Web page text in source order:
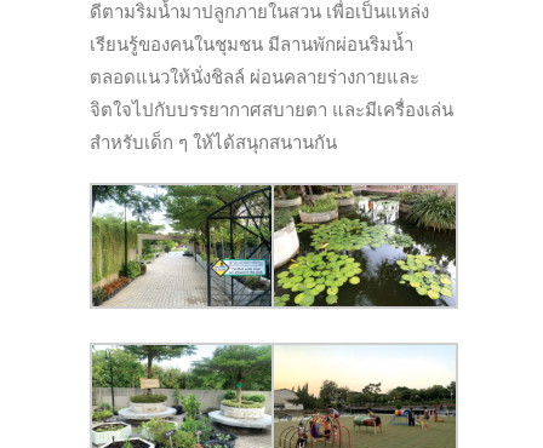
ดีตามริมน้ำมาปลูกภายในสวน เพื่อเป็นแหล่ง
เรียนรู้ของคนในชุมชน มีลานพักผ่อนริมน้ำ
ตลอดแนวให้นั่งชิลล์ ผ่อนคลายร่างกายและ
จิตใจไปกับบรรยากาศสบายตา และมีเครื่องเล่น
สำหรับเด็ก ๆ ให้ได้สนุกสนานกัน